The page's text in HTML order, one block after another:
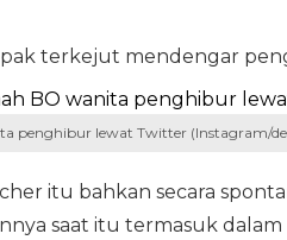
terkejut mendengar
penghibur lewat Twitter (Instagram/
itu bahkan secara
saat itu termasuk dalam